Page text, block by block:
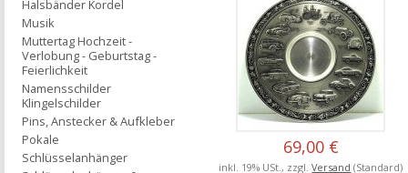
69,00 €
inkl. 19% USt., zzgl.Versand (Standard)
Halsbänder Kordel
Musik
Muttertag Hochzeit -
Verlobung - Geburtstag -
Feierlichkeit
Namensschilder
Klingelschilder
Pins, Anstecker & Aufkleber
Pokale
Schlüsselanhänger